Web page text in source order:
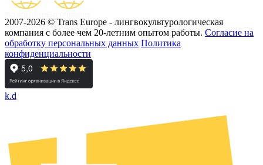
2007-2026 © Trans Europe - лингвокультурологическая
компания с более чем 20-летним опытом работы. Cогласие на
обработку персональных данных Политика
конфиденциальности
k.d